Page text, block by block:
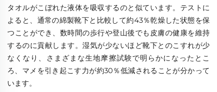
タオルがこぼれた液体を吸収するのと似ています。テストに
よると、通常の綿製靴下と比較して約43％乾燥した状態を保
つことができ、数時間の歩行や登山後でも皮膚の健康を維持
するのに貢献します。湿気が少ないほど靴下とのこすれが少
なくなり、さまざまな生地摩擦試験で明らかになったとこ
ろ、マメを引き起こす力が約30％低減されることが分かって
います。